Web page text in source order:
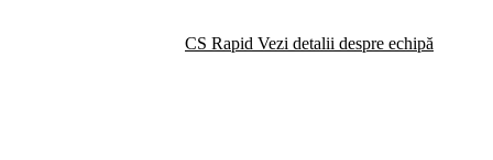
CS Rapid Vezi detalii despre echipă